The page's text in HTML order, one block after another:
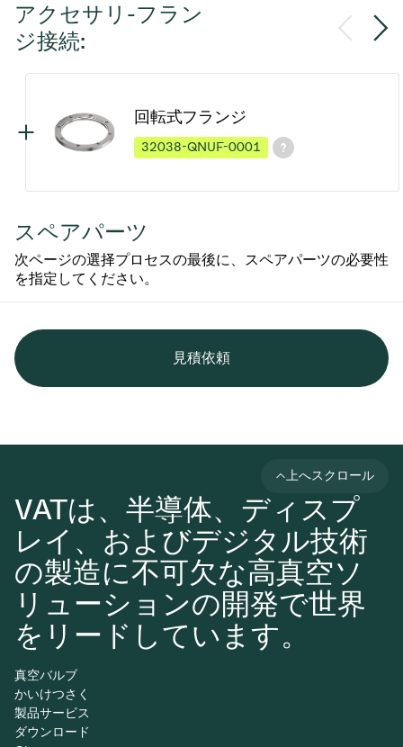
アクセサリ-フラン
ジ接続:
回転式フランジ
32038-QNUF-0001
スペアパーツ
次ページの選择プロセスの最後に、スペアパーツの必要性
を指定してください。
見積依頼
VATは、半導体、ディスプ
レイ、およびデジタル技術
の製造に不可欠な高真空ソ
リューションの開発で世界
をリードしています。
上へスクロール
真空バルブ
かいけつさく
製品サービス
ダウンロード